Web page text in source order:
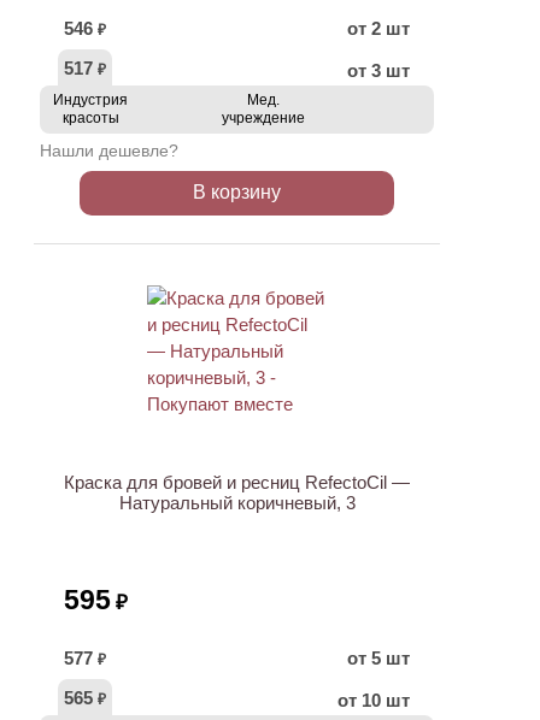
546 ₽
от 2 шт
517 ₽ от 3 шт
Индустрия
красоты
Мед.
учреждение
Нашли дешевле?
В корзину
Краска для бровей и ресниц RefectoCil —
Натуральный коричневый, 3
595 ₽
577 ₽
от 5 шт
565 ₽ от 10 шт